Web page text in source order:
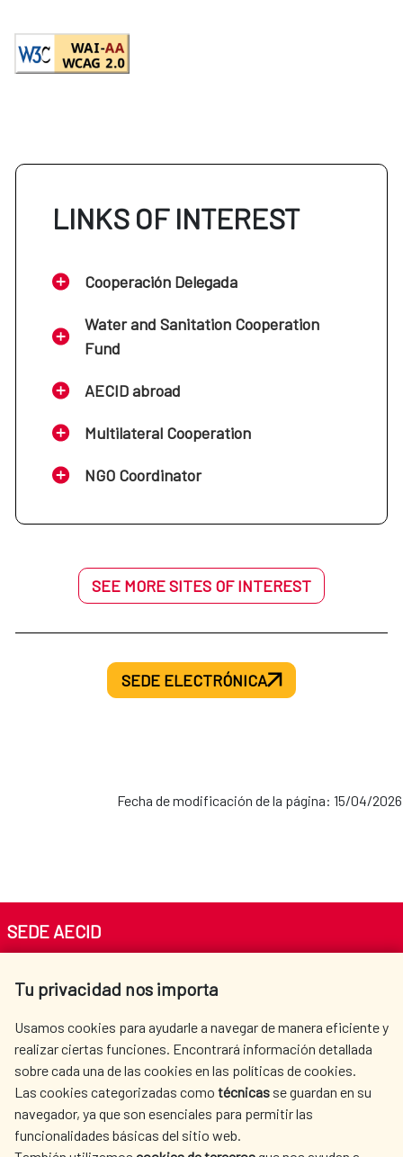
LINKS OF INTEREST
Cooperación Delegada
Water and Sanitation Cooperation
Fund
AECID abroad
Multilateral Cooperation
NGO Coordinator
SEE MORE SITES OF INTEREST
SEDE ELECTRÓNICA
Fecha de modificación de la página: 15/04/2026
Tu privacidad nos importa
Usamos cookies para ayudarle a navegar de manera eficiente y
realizar ciertas funciones. Encontrará información detallada
sobre cada una de las cookies en las políticas de cookies.
Las cookies categorizadas como técnicas se guardan en su
navegador, ya que son esenciales para permitir las
funcionalidades básicas del sitio web.
SEDE AECID
Tel. +34 900 20 30 54​​​​​​​
AECID
WHERE DO WE COOPERATE?
SPANISH HUMANITARIAN
ACTION
PRESS ROOM